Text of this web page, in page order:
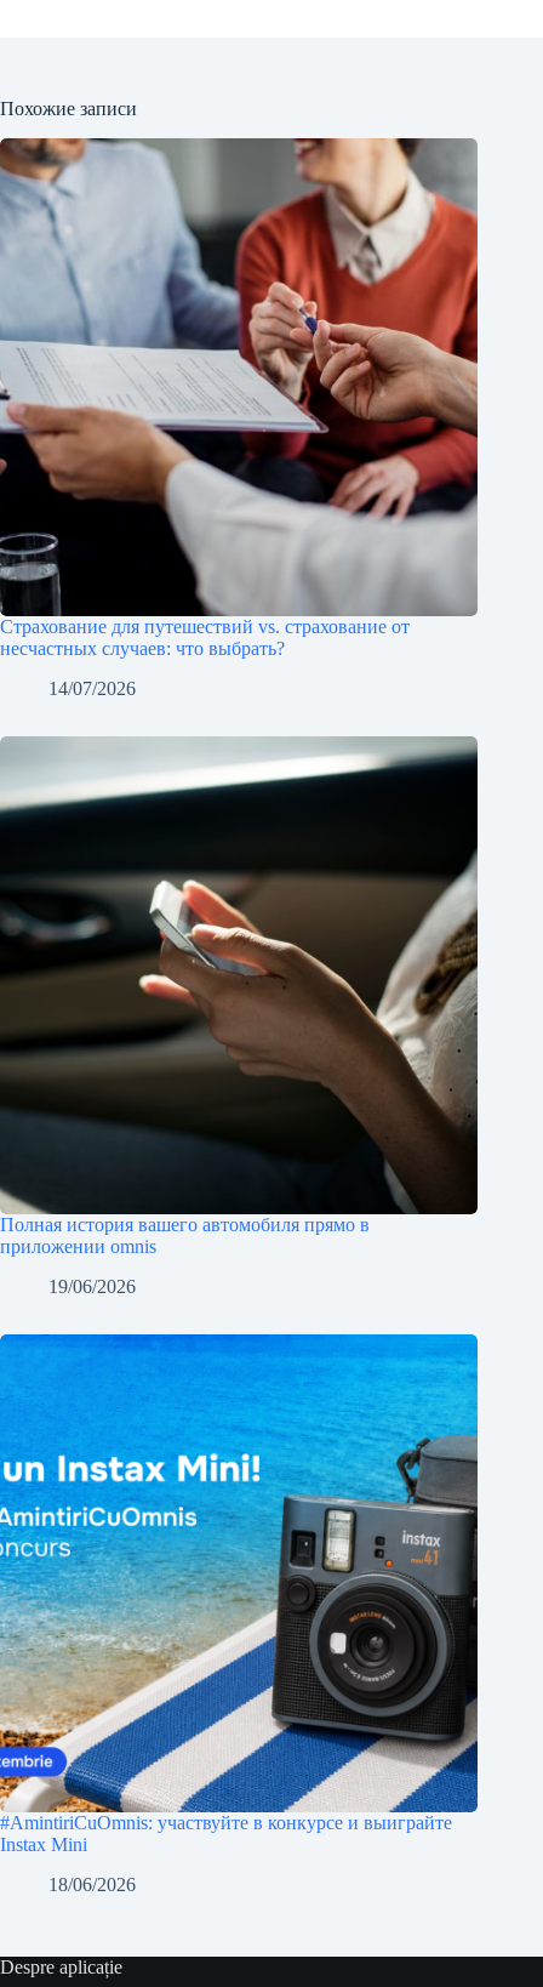
Похожие записи
Страхование для путешествий vs. страхование от
несчастных случаев: что выбрать?
14/07/2026
Полная история вашего автомобиля прямо в
приложении omnis
19/06/2026
#AmintiriCuOmnis: участвуйте в конкурсе и выиграйте
Instax Mini
18/06/2026
Despre aplicație